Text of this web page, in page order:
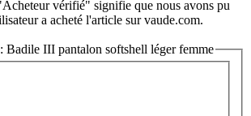
vérifié" signifie que nous avons pu
a acheté l'article sur vaude.com.
Badile III pantalon softshell léger femme